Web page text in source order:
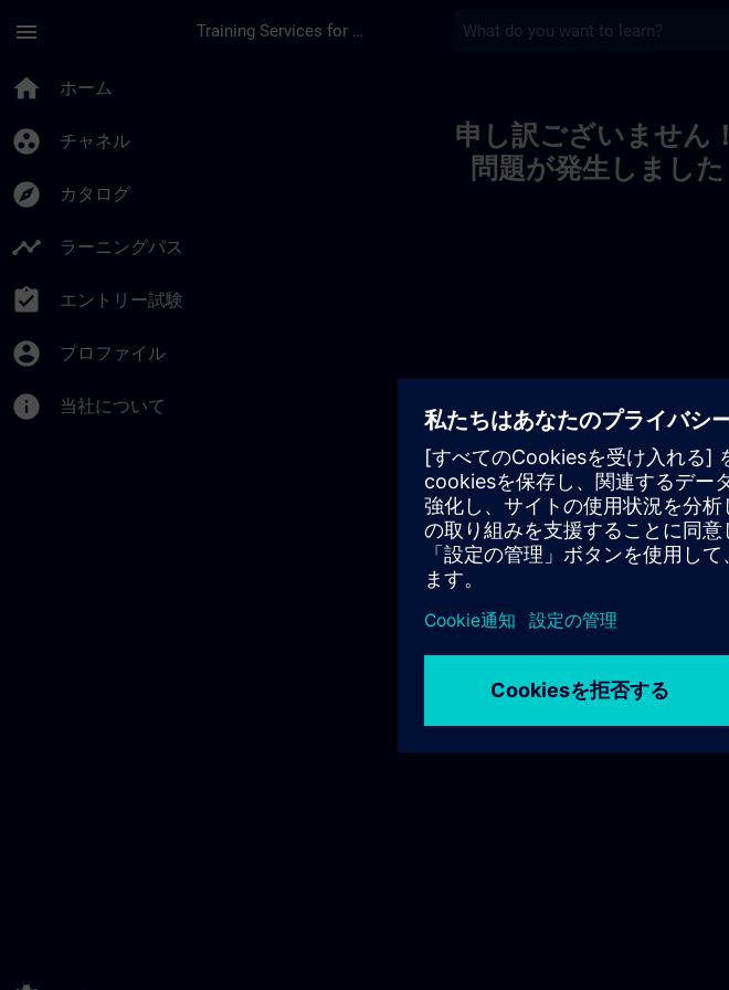
menu Training Services for Digital Industries
home ホーム
group_work チャネル
explore カタログ
timeline ラーニングパス
assignment_turned_in エントリー試験
account_circle プロファイル
info 当社について
申し訳ございません！
問題が発生しました